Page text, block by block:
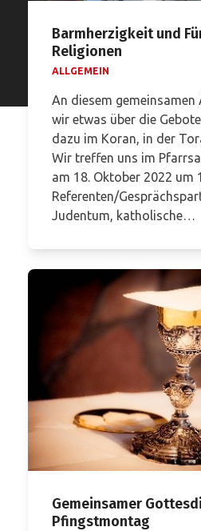
Barmherzigkeit und
Religionen
ALLGEMEIN
An diesem gemeinsamen
wir etwas über die
dazu im Koran, in der
Wir treffen uns im
am 18. Oktober 2022 um
Referenten/
Judentum, katholische…
Gemeinsamer
Pfingstmontag